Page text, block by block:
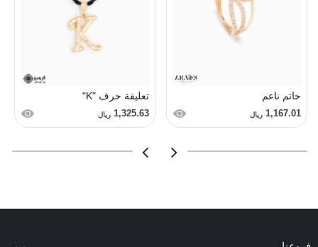
خاتم ناعم
1,167.01 ريال
تعليقة حرف "K"
1,325.63 ريال